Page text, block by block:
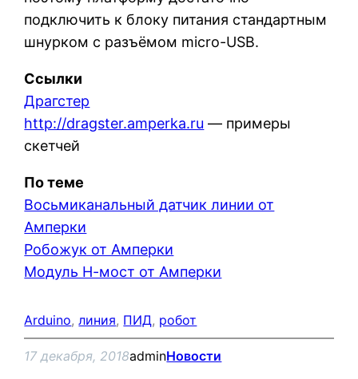
подключить к блоку питания стандартным
шнурком с разъёмом micro-USB.
Ссылки
Драгстер
http://dragster.amperka.ru — примеры
скетчей
По теме
Восьмиканальный датчик линии от
Амперки
Робожук от Амперки
Модуль Н-мост от Амперки
Arduino, линия, ПИД, робот
17 декабря, 2018adminНовости